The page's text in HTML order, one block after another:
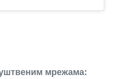
мрежама: